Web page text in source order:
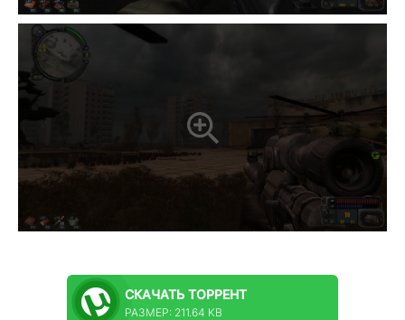
СКАЧАТЬ ТОРРЕНТ
РАЗМЕР: 211.64 KB